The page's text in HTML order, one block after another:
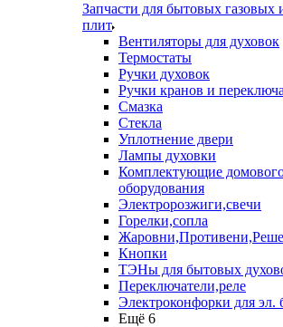
Запчасти для бытовых газовых
плит
Вентиляторы для духовок
Термостаты
Ручки духовок
Ручки кранов и
Смазка
Стекла
Уплотнение двери
Лампы духовки
Комплектующие домового
оборудования
Электророзжиги,свечи
Горелки,сопла
Кнопки
ТЭНы для бытовых
Переключатели,реле
Электроконфорки для
Ещё 6